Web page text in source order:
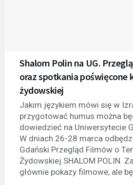
Shalom Polin na UG.
oraz spotkania poświęcone
żydowskiej
Jakim językiem mówi się w
przygotować humus można
dowiedzieć na Uniwersytecie
W dniach 26-28 marca
Gdański Przegląd Filmów o
Żydowskiej SHALOM POLIN.
głównie pokazy filmowe, ale